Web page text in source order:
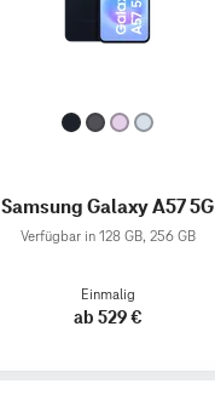
Samsung Galaxy A57 5G
Verfügbar in 128 GB, 256 GB
Einmalig
ab 529 €